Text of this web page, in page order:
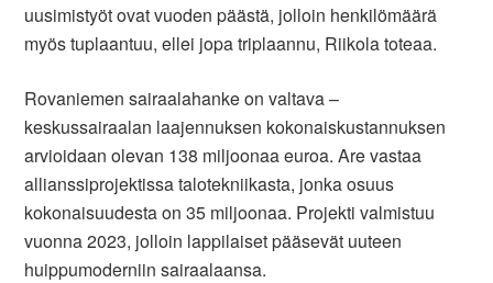
uusimistyöt ovat vuoden päästä, jolloin henkilömäärä
myös tuplaantuu, ellei jopa triplaannu, Riikola toteaa.
Rovaniemen sairaalahanke on valtava –
keskussairaalan laajennuksen kokonaiskustannuksen
arvioidaan olevan 138 miljoonaa euroa. Are vastaa
allianssiprojektissa talotekniikasta, jonka osuus
kokonaisuudesta on 35 miljoonaa. Projekti valmistuu
vuonna 2023, jolloin lappilaiset pääsevät uuteen
huippumoderniin sairaalaansa.